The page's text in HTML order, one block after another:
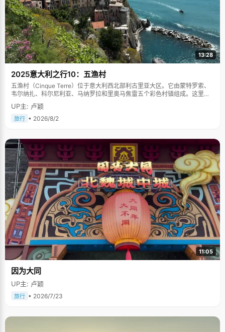
13:28
2025意大利之行10：五渔村
五渔村（Cinque Terre）位于意大利西北部利古里亚大区。它由蒙特罗索、
韦尔纳扎、科尔尼利亚、马纳罗拉和里奥马焦雷五个彩色村镇组成。这里依
山傍海，房屋色彩斑斓，1997年被列为世界文化遗产。
UP主: 卢颖
旅行 • 2026/8/2
11:05
因为大同
UP主: 卢颖
旅行 • 2026/7/23